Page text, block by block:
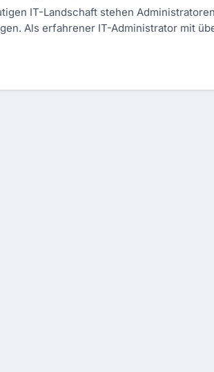
IT-Landschaft stehen
Als erfahrener IT-Administrator mit